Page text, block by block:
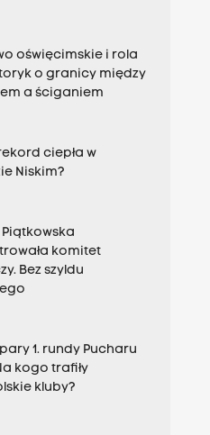
oświęcimskie i rola
o granicy między
a ściganiem
ciepła w
Niskim?
komitet
Bez szyldu
1. rundy Pucharu
kogo trafiły
kluby?